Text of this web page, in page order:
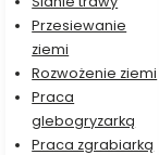
Przesiewanie
ziemi
Rozwożenie ziemi
Praca
glebogryzarką
Praca zgrabiarką